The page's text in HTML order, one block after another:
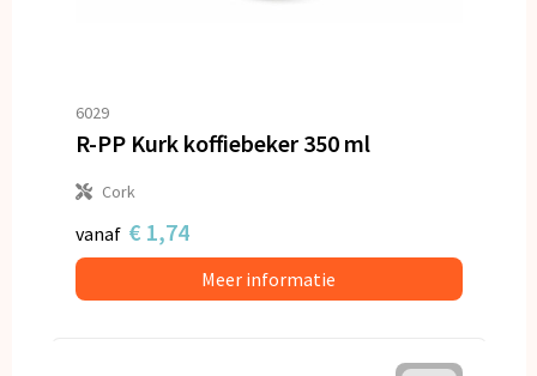
6029
R-PP Kurk koffiebeker 350 ml
Cork
vanaf € 1,74
Meer informatie